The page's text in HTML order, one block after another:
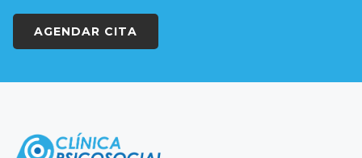
AGENDAR CITA